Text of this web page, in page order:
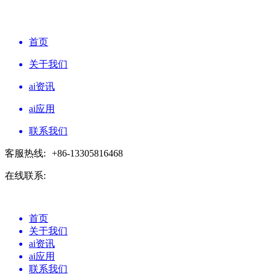
首页
关于我们
ai资讯
ai应用
联系我们
客服热线: +86-13305816468
在线联系:
首页
关于我们
ai资讯
ai应用
联系我们